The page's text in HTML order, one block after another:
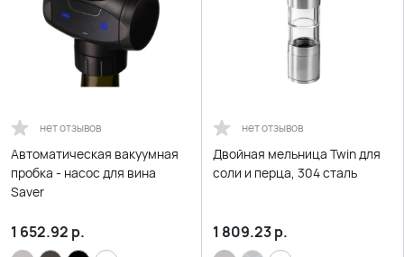
нет отзывов
Автоматическая вакуумная
пробка - насос для вина
Saver
1 652.92 р.
нет отзывов
Двойная мельница Twin для
соли и перца, 304 сталь
1 809.23р.